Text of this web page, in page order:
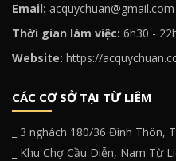
Email: acquychuan@gmail.com
Thời gian làm việc: 6h30 -
Website: https://
CÁC CƠ SỞ TẠI TỪ LIÊM
_ 3 nghách 180/36 Đình Thôn,
_ Khu Chợ Cầu Diễn, Nam Từ